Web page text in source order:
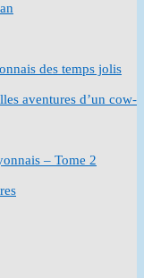
des temps jolis
aventures d’un cow-
– Tome 2